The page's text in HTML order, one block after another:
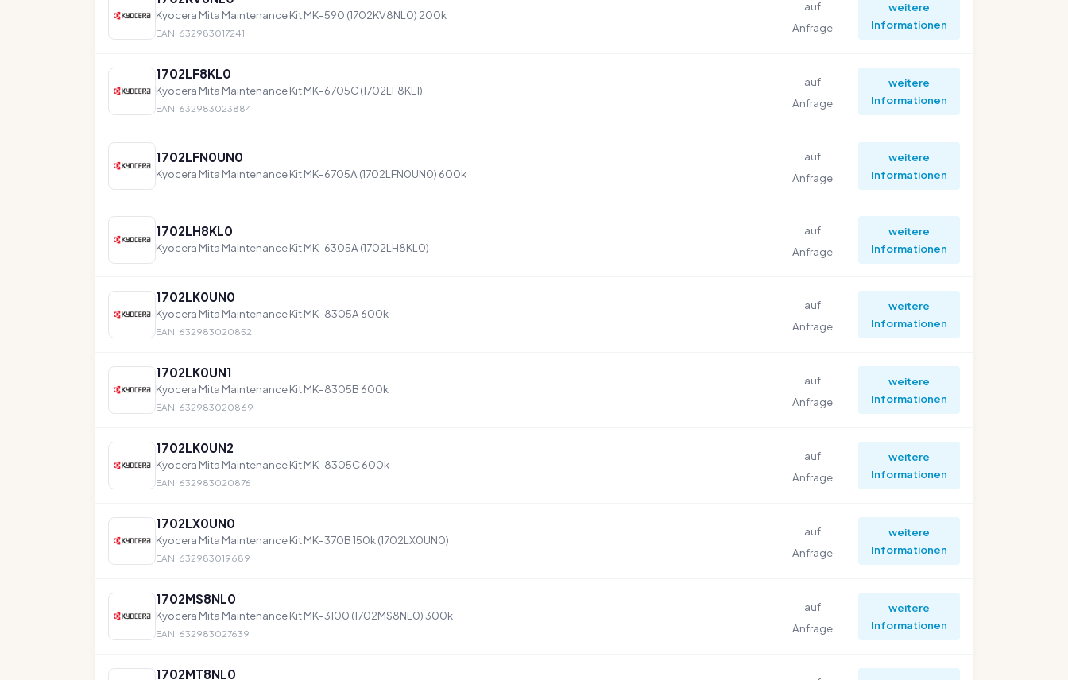
Kyocera Mita Maintenance Kit MK-590 (1702KV8NL0) 200k
EAN: 632983017241
auf
Anfrage
weitere
Informationen
1702LF8KL0
Kyocera Mita Maintenance Kit MK-6705C (1702LF8KL1)
EAN: 632983023884
auf
Anfrage
weitere
Informationen
1702LFN0UN0
Kyocera Mita Maintenance Kit MK-6705A (1702LFN0UN0) 600k
auf
Anfrage
weitere
Informationen
1702LH8KL0
Kyocera Mita Maintenance Kit MK-6305A (1702LH8KL0)
auf
Anfrage
weitere
Informationen
1702LK0UN0
Kyocera Mita Maintenance Kit MK-8305A 600k
EAN: 632983020852
auf
Anfrage
weitere
Informationen
1702LK0UN1
Kyocera Mita Maintenance Kit MK-8305B 600k
EAN: 632983020869
auf
Anfrage
weitere
Informationen
1702LK0UN2
Kyocera Mita Maintenance Kit MK-8305C 600k
EAN: 632983020876
auf
Anfrage
weitere
Informationen
1702LX0UN0
Kyocera Mita Maintenance Kit MK-370B 150k (1702LX0UN0)
EAN: 632983019689
auf
Anfrage
weitere
Informationen
1702MS8NL0
Kyocera Mita Maintenance Kit MK-3100 (1702MS8NL0) 300k
EAN: 632983027639
auf
Anfrage
weitere
Informationen
1702MT8NL0